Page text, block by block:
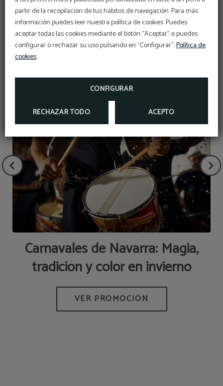
partir de la recopilación de tus hábitos de navegación. Para más
información puedes leer nuestra política de cookies. Puedes
aceptar todas las cookies mediante el botón “Aceptar” o puedes
configurar o rechazar su uso pulsando en “Configurar”.Política de
cookies
CONFIGURAR
RECHAZAR TODO ACEPTO
Carnavales de Navarra: Magia,
tradición y color en invierno